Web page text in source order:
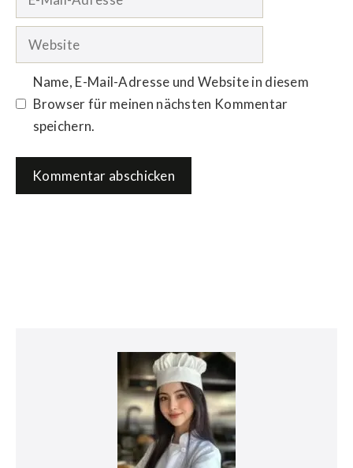
Website
Name, E-Mail-Adresse und Website in diesem
Browser für meinen nächsten Kommentar
speichern.